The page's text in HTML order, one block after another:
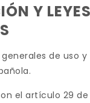
Y LEYES
de uso
el artículo 29 de